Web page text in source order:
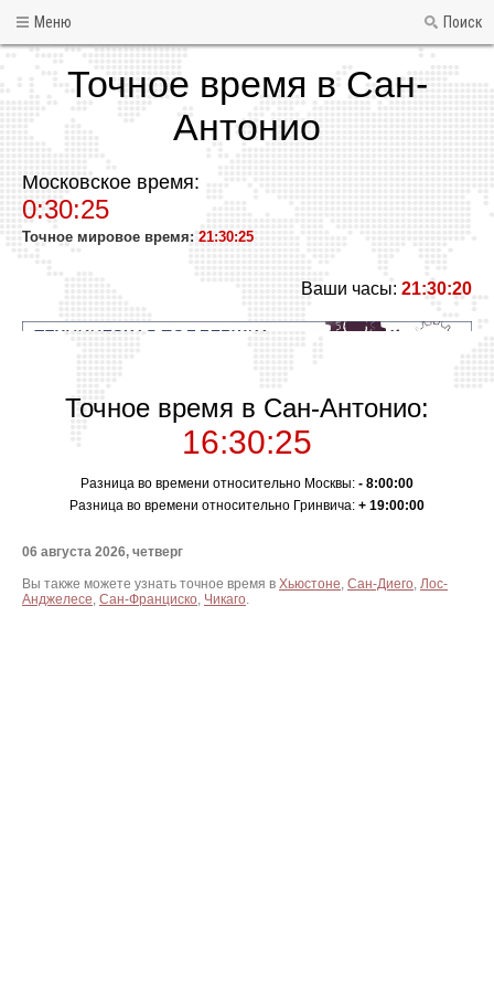
Меню Поиск
Точное время в Сан-
Антонио
Московское время:
0:30:25
Точное мировое время: 21:30:25
Ваши часы: 21:30:20
Точное время в Сан-Антонио:
16:30:25
Разница во времени относительно Москвы: - 8:00:00
Разница во времени относительно Гринвича: + 19:00:00
06 августа 2026, четверг
Вы также можете узнать точное время в Хьюстоне, Сан-Диего, Лос-
Анджелесе, Сан-Франциско, Чикаго.